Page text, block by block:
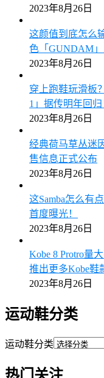
2023年8月26日
这颜值到底怎么
色「GUNDAM」
2023年8月26日
穿上跑鞋玩滑板
1」据传明年回归
2023年8月26日
经典荷马草丛迷
售信息正式公布
2023年8月26日
这Samba怎么有
首度曝光！
2023年8月26日
Kobe 8 Protro量
推出更多Kobe鞋
2023年8月26日
运动鞋分类
运动鞋分类